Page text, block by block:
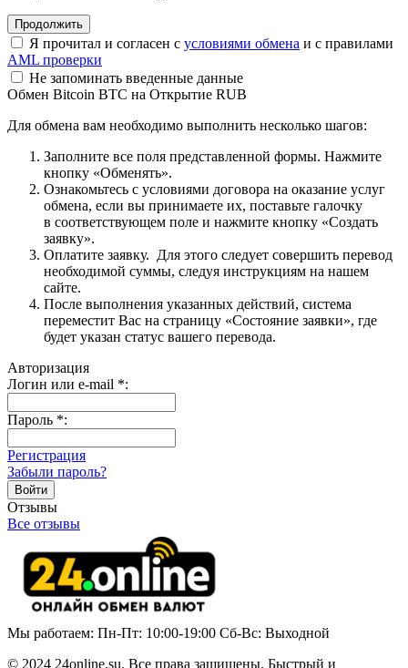
Я прочитал и согласен с условиями обмена и с правилами
AML проверки
Не запоминать введенные данные
Обмен Bitcoin BTC на Открытие RUB
Для обмена вам необходимо выполнить несколько шагов:
Заполните все поля представленной формы. Нажмите
кнопку «Обменять».
Ознакомьтесь с условиями договора на оказание услуг
обмена, если вы принимаете их, поставьте галочку
в соответствующем поле и нажмите кнопку «Создать
заявку».
Оплатите заявку. Для этого следует совершить перевод
необходимой суммы, следуя инструкциям на нашем
сайте.
После выполнения указанных действий, система
переместит Вас на страницу «Состояние заявки», где
будет указан статус вашего перевода.
Авторизация
Логин или e-mail *:
Пароль *:
Регистрация
Забыли пароль?
Отзывы
Все отзывы
Мы работаем: Пн-Пт: 10:00-19:00 Сб-Вс: Выходной
© 2024 24online.su. Все права защищены. Быстрый и